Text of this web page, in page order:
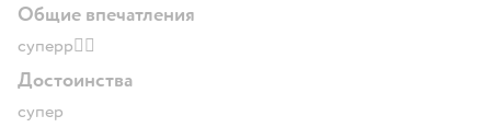
Общие впечатления
суперр👍🏻
Достоинства
супер